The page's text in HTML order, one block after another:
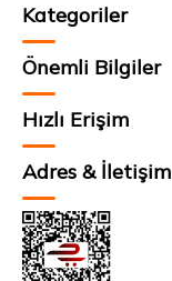
Kategoriler
Önemli Bilgiler
Hızlı Erişim
Adres & İletişim